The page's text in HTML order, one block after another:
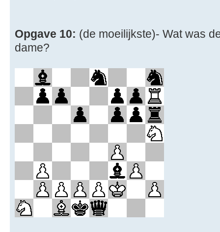
Opgave 10: (de moeilijkste)- Wat was
dame?